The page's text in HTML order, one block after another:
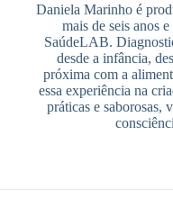
Daniela Marinho é
mais de seis anos
SaúdeLAB.
desde a infância,
próxima com a
essa experiência na
práticas e saborosas,